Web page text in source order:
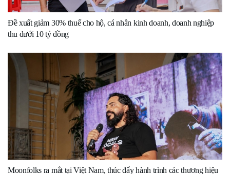
Đề xuất giảm 30% thuế cho hộ, cá nhân kinh doanh, doanh nghiệp
thu dưới 10 tỷ đồng
Moonfolks ra mắt tại Việt Nam, thúc đẩy hành trình các thương hiệu